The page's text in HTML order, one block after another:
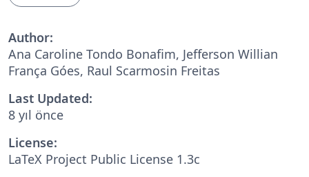
Author:
Ana Caroline Tondo Bonafim, Jefferson Willian
França Góes, Raul Scarmosin Freitas
Last Updated:
8 yıl önce
License:
LaTeX Project Public License 1.3c